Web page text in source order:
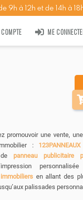
9h à 12h et de 14h à
ME
promouvoir une vente,
:
de panneau publicitaire
en allant des
palissades